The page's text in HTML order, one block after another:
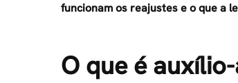
funcionam os reajustes e o que a
O que é